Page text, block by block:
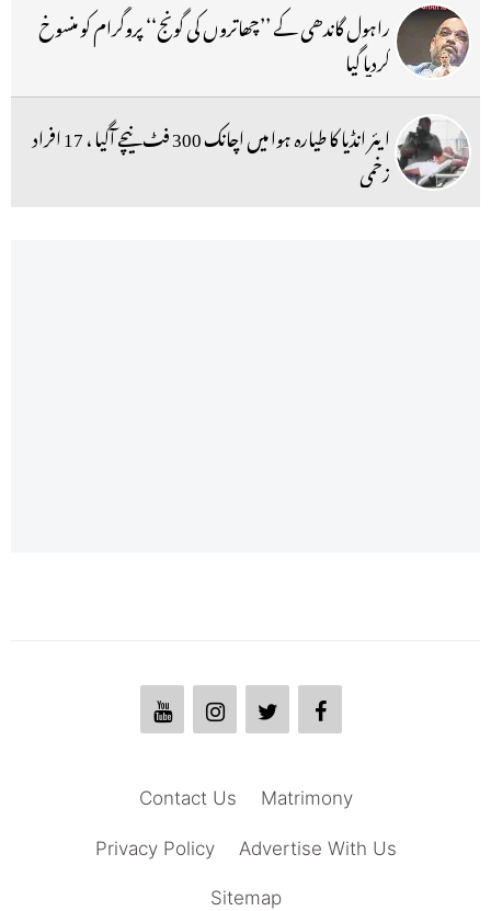
راہول گاندھی کے ’’چھاتروں کی گونج‘‘ پروگرام کو منسوخ
کردیا گیا
ایئر انڈیا کا طیارہ ہوا میں اچانک 300 فٹ نیچے آگیا ، 17 افراد
زخمی
Matrimony
Contact Us
Advertise With Us
Privacy Policy
Sitemap